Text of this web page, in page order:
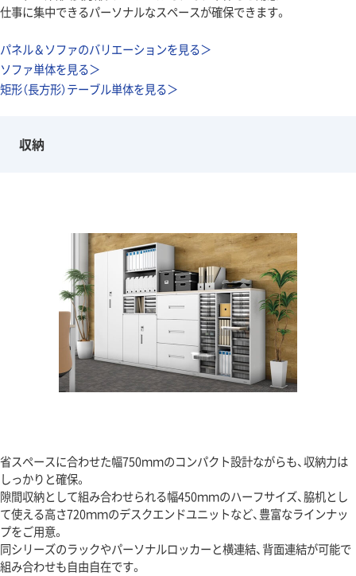
仕事に集中できるパーソナルなスペースが確保できます。
パネル＆ソファのバリエーションを見る＞
ソファ単体を見る＞
矩形（長方形）テーブル単体を見る＞
収納
省スペースに合わせた幅750ｍｍのコンパクト設計ながらも、収納力は
しっかりと確保。
隙間収納として組み合わせられる幅450ｍｍのハーフサイズ、脇机とし
て使える高さ720ｍｍのデスクエンドユニットなど、豊富なラインナッ
プをご用意。
同シリーズのラックやパーソナルロッカーと横連結、背面連結が可能で
組み合わせも自由自在です。